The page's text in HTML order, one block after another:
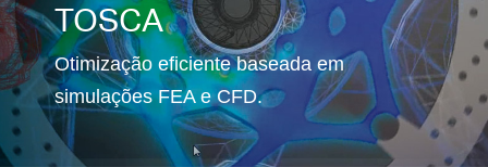
TOSCA
Otimização eficiente baseada em
simulações FEA e CFD.